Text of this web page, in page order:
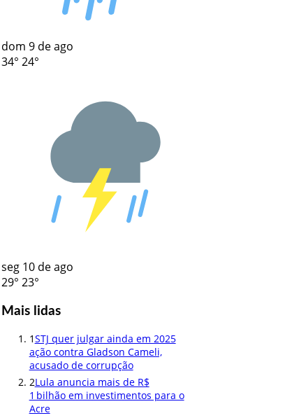
dom 9 de ago
34° 24°
seg 10 de ago
29° 23°
Mais lidas
1STJ quer julgar ainda em 2025
ação contra Gladson Cameli,
acusado de corrupção
2Lula anuncia mais de R$
1 bilhão em investimentos para o
Acre